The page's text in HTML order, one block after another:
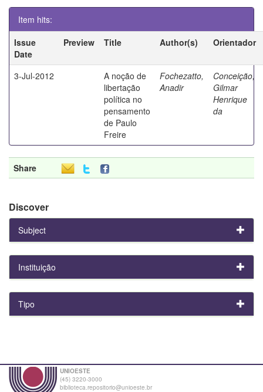
Item hits:
Issue
Date
Preview Title Author(s) Orientador
3-Jul-2012
A noção de
libertação
política no
pensamento
de Paulo
Freire
Fochezatto,
Anadir
Conceição,
Gilmar
Henrique
da
Share
Discover
Subject
Instituição
Tipo
UNIOESTE
(45) 3220-3000
biblioteca.repositorio@unioeste.br